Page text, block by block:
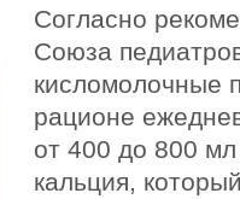
Согласно
Союза
кисломолочные
рационе
от 400 до 800
кальция,